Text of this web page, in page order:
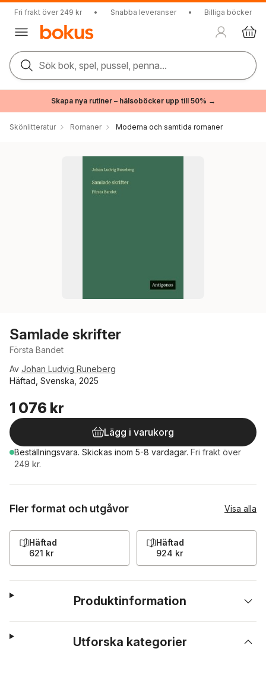
Fri frakt över 249 kr • Snabba leveranser • Billiga böcker
Sök bok, spel, pussel, penna...
Skapa nya rutiner – hälsoböcker upp till 50% →
Skönlitteratur Romaner Moderna och samtida romaner
Samlade skrifter
Första Bandet
Av Johan Ludvig Runeberg
Häftad, Svenska, 2025
1 076 kr
Lägg i varukorg
Beställningsvara. Skickas inom 5-8 vardagar. Fri frakt över
249 kr.
Fler format och utgåvor Visa alla
Häftad
621 kr
Häftad
924 kr
Produktinformation
Utforska kategorier